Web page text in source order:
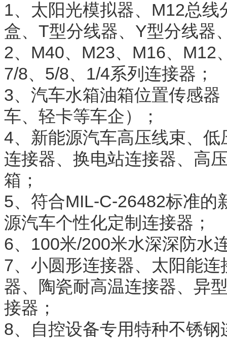
1、太阳光模拟器、M12总
盒、T型分线器、Y型分线器
2、M40、M23、M16、M12
7/8、5/8、1/4系列连接器；
3、汽车水箱油箱位置传感
车、轻卡等车企）；
4、新能源汽车高压线束、
连接器、换电站连接器、高
箱；
5、符合MIL-C-26482标准的
源汽车个性化定制连接器；
6、100米/200米水深深防水
7、小圆形连接器、太阳能
器、陶瓷耐高温连接器、异
接器；
8、自控设备专用特种不锈